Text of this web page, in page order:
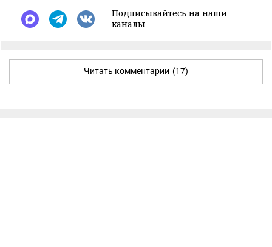
Подписывайтесь на наши
каналы
Читать комментарии (17)